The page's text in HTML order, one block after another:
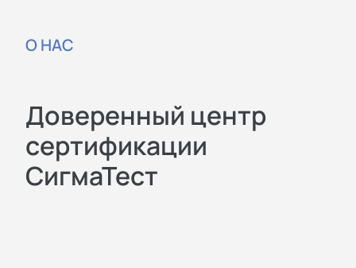
О НАС
Доверенный центр
сертификации
СигмаТест